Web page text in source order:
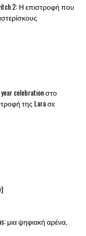
2: Η επιστροφή που
celebration στο
της Lara σε
μια ψηφιακή αρένα,